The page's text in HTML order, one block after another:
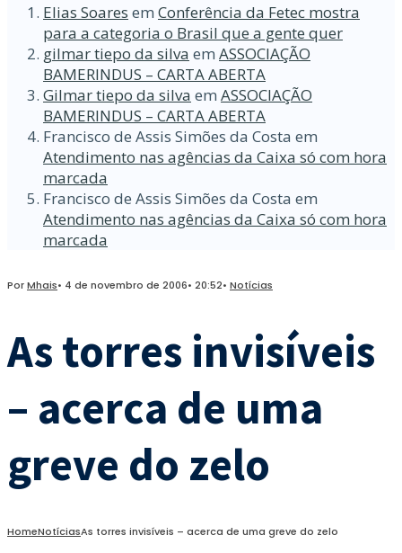
Elias Soares em Conferência da Fetec mostra
para a categoria o Brasil que a gente quer
gilmar tiepo da silva em ASSOCIAÇÃO
BAMERINDUS – CARTA ABERTA
Gilmar tiepo da silva em ASSOCIAÇÃO
BAMERINDUS – CARTA ABERTA
Francisco de Assis Simões da Costa em
Atendimento nas agências da Caixa só com hora
marcada
Francisco de Assis Simões da Costa em
Atendimento nas agências da Caixa só com hora
marcada
PorMhais• 4 de novembro de 2006• 20:52• Notícias
As torres invisíveis
– acerca de uma
greve do zelo
HomeNotíciasAs torres invisíveis – acerca de uma greve do zelo